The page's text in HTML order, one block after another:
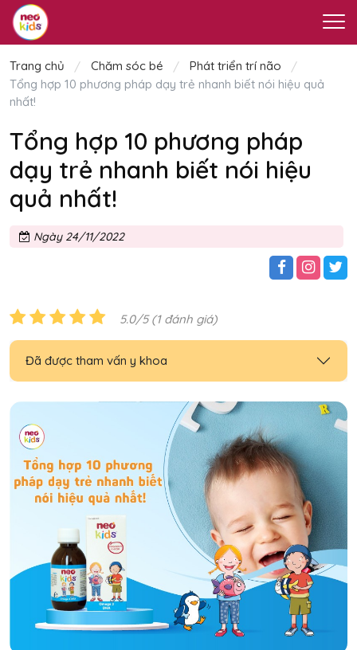
Trang chủ Chăm sóc bé
Phát triển trí não
Tổng hợp 10 phương pháp dạy trẻ nhanh biết nói hiệu quả
nhất!
Tổng hợp 10 phương pháp
dạy trẻ nhanh biết nói hiệu
quả nhất!
Ngày 24/11/2022
5.0/5 (1 đánh giá)
Đã được tham vấn y khoa